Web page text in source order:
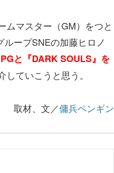
マスター（GM）をつと
ープSNEの加藤ヒロノ
と『DARK SOULS』を
ていこうと思う。
取材、文／傭兵ペンギン